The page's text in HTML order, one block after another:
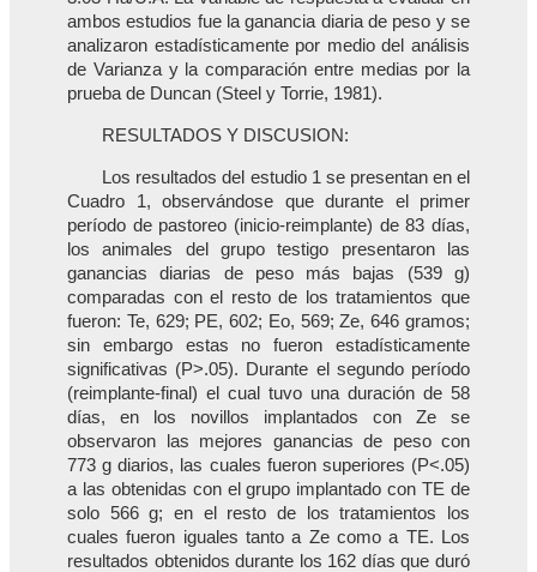
ambos estudios fue la ganancia diaria de peso y se
analizaron estadísticamente por medio del análisis
de Varianza y la comparación entre medias por la
prueba de Duncan (Steel y Torrie, 1981).
RESULTADOS Y DISCUSION:
Los resultados del estudio 1 se presentan en el
Cuadro 1, observándose que durante el primer
período de pastoreo (inicio-reimplante) de 83 días,
los animales del grupo testigo presentaron las
ganancias diarias de peso más bajas (539 g)
comparadas con el resto de los tratamientos que
fueron: Te, 629; PE, 602; Eo, 569; Ze, 646 gramos;
sin embargo estas no fueron estadísticamente
significativas (P>.05). Durante el segundo período
(reimplante-final) el cual tuvo una duración de 58
días, en los novillos implantados con Ze se
observaron las mejores ganancias de peso con
773 g diarios, las cuales fueron superiores (P<.05)
a las obtenidas con el grupo implantado con TE de
solo 566 g; en el resto de los tratamientos los
cuales fueron iguales tanto a Ze como a TE. Los
resultados obtenidos durante los 162 días que duró